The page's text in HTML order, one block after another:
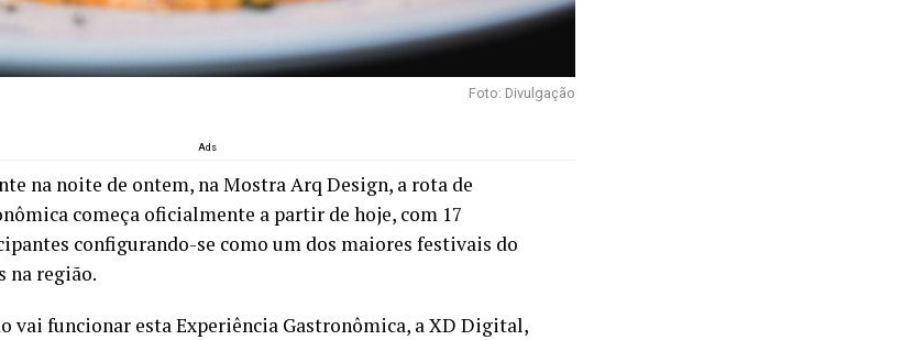
Foto: Divulgação
Ads
na noite de ontem, na Mostra Arq Design, a rota de
começa oficialmente a partir de hoje, com 17
configurando-se como um dos maiores festivais do
na região.
vai funcionar esta Experiência Gastronômica, a XD Digital,